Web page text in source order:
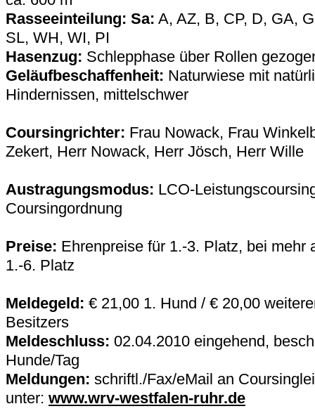
Rasseeinteilung: Sa: A, AZ, B, CP, D, GA,
SL, WH, WI, PI
Hasenzug: Schlepphase über Rollen
Geläufbeschaffenheit: Naturwiese mit
Hindernissen, mittelschwer
Coursingrichter: Frau Nowack, Frau
Zekert, Herr Nowack, Herr Jösch, Herr Wille
Austragungsmodus: LCO-
Coursingordnung
Preise: Ehrenpreise für 1.-3. Platz, bei mehr
1.-6. Platz
Meldegeld: € 21,00 1. Hund / € 20,00
Besitzers
Meldeschluss: 02.04.2010 eingehend,
Hunde/Tag
Meldungen: schriftl./Fax/eMail an
unter: www.wrv-westfalen-ruhr.de